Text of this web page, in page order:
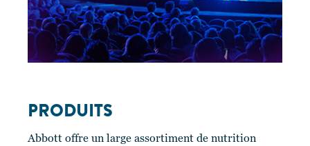
PRODUITS
Abbott offre un large assortiment de nutrition